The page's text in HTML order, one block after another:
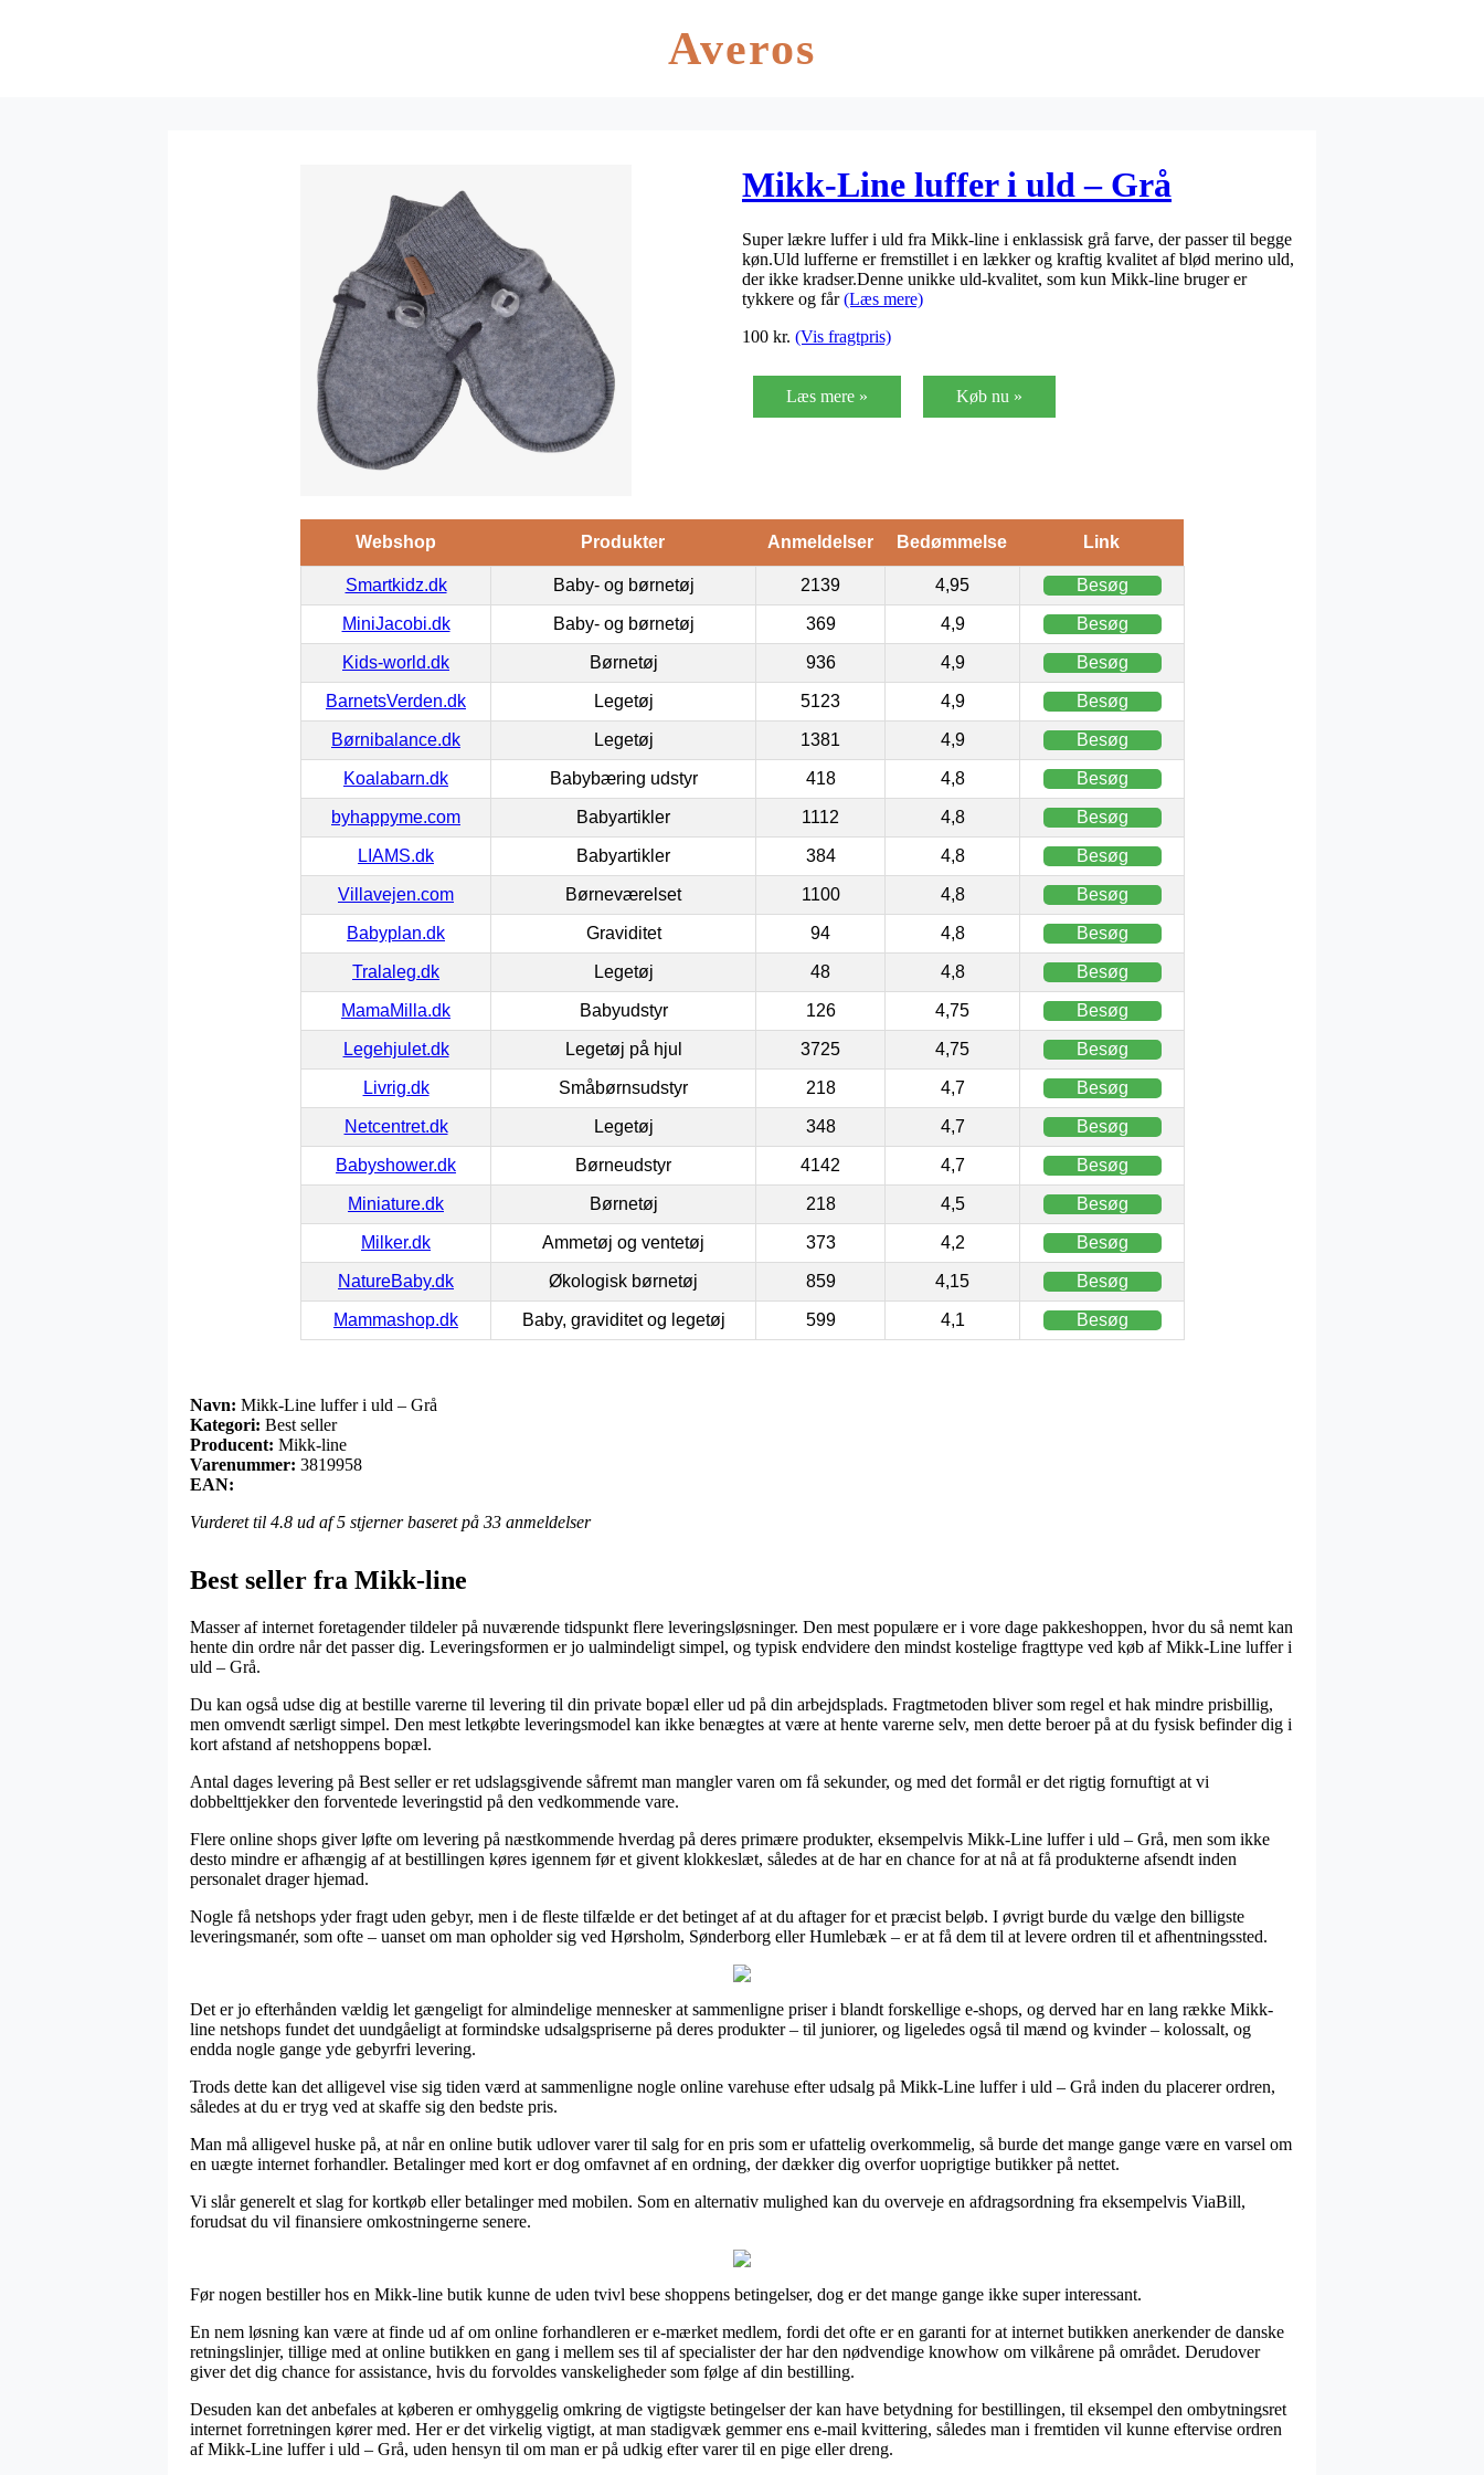
Averos
Mikk-Line luffer i uld – Grå
Super lækre luffer i uld fra Mikk-line i enklassisk grå farve, der passer til begge
køn.Uld lufferne er fremstillet i en lækker og kraftig kvalitet af blød merino uld,
der ikke kradser.Denne unikke uld-kvalitet, som kun Mikk-line bruger er
tykkere og får(Læs mere)
100 kr. (Vis fragtpris)
Læs mere » Køb nu »
Webshop Produkter Anmeldelser Bedømmelse Link
Smartkidz.dk Baby- og børnetøj 2139 4,95 Besøg
MiniJacobi.dk Baby- og børnetøj 369 4,9 Besøg
Kids-world.dk Børnetøj 936 4,9 Besøg
BarnetsVerden.dk Legetøj 5123 4,9 Besøg
Børnibalance.dk Legetøj 1381 4,9 Besøg
Koalabarn.dk Babybæring udstyr 418 4,8 Besøg
byhappyme.com Babyartikler 1112 4,8 Besøg
LIAMS.dk Babyartikler 384 4,8 Besøg
Villavejen.com Børneværelset 1100 4,8 Besøg
Babyplan.dk Graviditet 94 4,8 Besøg
Tralaleg.dk Legetøj 48 4,8 Besøg
MamaMilla.dk Babyudstyr 126 4,75 Besøg
Legehjulet.dk Legetøj på hjul 3725 4,75 Besøg
Livrig.dk Småbørnsudstyr 218 4,7 Besøg
Netcentret.dk Legetøj 348 4,7 Besøg
Babyshower.dk Børneudstyr 4142 4,7 Besøg
Miniature.dk Børnetøj 218 4,5 Besøg
Milker.dk Ammetøj og ventetøj 373 4,2 Besøg
NatureBaby.dk Økologisk børnetøj 859 4,15 Besøg
Mammashop.dk Baby, graviditet og legetøj 599 4,1 Besøg
Navn: Mikk-Line luffer i uld – Grå
Kategori: Best seller
Producent: Mikk-line
Varenummer: 3819958
EAN:
Vurderet til 4.8 ud af 5 stjerner baseret på 33 anmeldelser
Best seller fra Mikk-line
Masser af internet foretagender tildeler på nuværende tidspunkt flere leveringsløsninger. Den mest populære er i vore dage pakkeshoppen, hvor du så nemt kan
hente din ordre når det passer dig. Leveringsformen er jo ualmindeligt simpel, og typisk endvidere den mindst kostelige fragttype ved køb af Mikk-Line luffer i
uld – Grå.
Du kan også udse dig at bestille varerne til levering til din private bopæl eller ud på din arbejdsplads. Fragtmetoden bliver som regel et hak mindre prisbillig,
men omvendt særligt simpel. Den mest letkøbte leveringsmodel kan ikke benægtes at være at hente varerne selv, men dette beroer på at du fysisk befinder dig i
kort afstand af netshoppens bopæl.
Antal dages levering på Best seller er ret udslagsgivende såfremt man mangler varen om få sekunder, og med det formål er det rigtig fornuftigt at vi
dobbelttjekker den forventede leveringstid på den vedkommende vare.
Flere online shops giver løfte om levering på næstkommende hverdag på deres primære produkter, eksempelvis Mikk-Line luffer i uld – Grå, men som ikke
desto mindre er afhængig af at bestillingen køres igennem før et givent klokkeslæt, således at de har en chance for at nå at få produkterne afsendt inden
personalet drager hjemad.
Nogle få netshops yder fragt uden gebyr, men i de fleste tilfælde er det betinget af at du aftager for et præcist beløb. I øvrigt burde du vælge den billigste
leveringsmanér, som ofte – uanset om man opholder sig ved Hørsholm, Sønderborg eller Humlebæk – er at få dem til at levere ordren til et afhentningssted.
Det er jo efterhånden vældig let gængeligt for almindelige mennesker at sammenligne priser i blandt forskellige e-shops, og derved har en lang række Mikk-
line netshops fundet det uundgåeligt at formindske udsalgspriserne på deres produkter – til juniorer, og ligeledes også til mænd og kvinder – kolossalt, og
endda nogle gange yde gebyrfri levering.
Trods dette kan det alligevel vise sig tiden værd at sammenligne nogle online varehuse efter udsalg på Mikk-Line luffer i uld – Grå inden du placerer ordren,
således at du er tryg ved at skaffe sig den bedste pris.
Man må alligevel huske på, at når en online butik udlover varer til salg for en pris som er ufattelig overkommelig, så burde det mange gange være en varsel om
en uægte internet forhandler. Betalinger med kort er dog omfavnet af en ordning, der dækker dig overfor uoprigtige butikker på nettet.
Vi slår generelt et slag for kortkøb eller betalinger med mobilen. Som en alternativ mulighed kan du overveje en afdragsordning fra eksempelvis ViaBill,
forudsat du vil finansiere omkostningerne senere.
Før nogen bestiller hos en Mikk-line butik kunne de uden tvivl bese shoppens betingelser, dog er det mange gange ikke super interessant.
En nem løsning kan være at finde ud af om online forhandleren er e-mærket medlem, fordi det ofte er en garanti for at internet butikken anerkender de danske
retningslinjer, tillige med at online butikken en gang i mellem ses til af specialister der har den nødvendige knowhow om vilkårene på området. Derudover
giver det dig chance for assistance, hvis du forvoldes vanskeligheder som følge af din bestilling.
Desuden kan det anbefales at køberen er omhyggelig omkring de vigtigste betingelser der kan have betydning for bestillingen, til eksempel den ombytningsret
internet forretningen kører med. Her er det virkelig vigtigt, at man stadigvæk gemmer ens e-mail kvittering, således man i fremtiden vil kunne eftervise ordren
af Mikk-Line luffer i uld – Grå, uden hensyn til om man er på udkig efter varer til en pige eller dreng.